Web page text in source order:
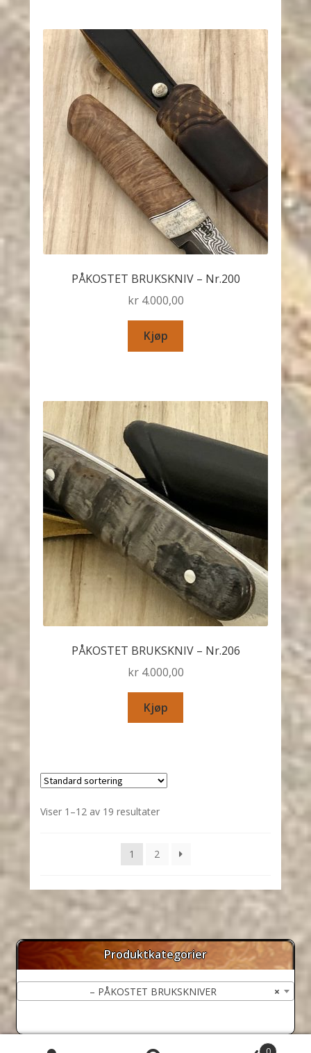
PÅKOSTET BRUKSKNIV – Nr.200
kr4.000,00
Kjøp
PÅKOSTET BRUKSKNIV – Nr.206
kr4.000,00
Kjøp
Viser 1–12 av 19 resultater
1 2
Produktkategorier
×
– PÅKOSTET BRUKSKNIVER